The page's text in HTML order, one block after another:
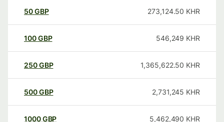
50GBP 273,124.50 KHR
100GBP 546,249 KHR
250GBP 1,365,622.50 KHR
500GBP 2,731,245 KHR
1000GBP 5,462,490 KHR